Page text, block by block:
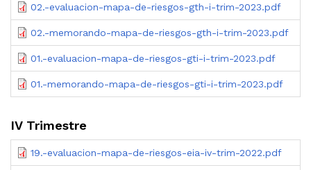
02.-evaluacion-mapa-de-riesgos-gth-i-trim-2023.pdf
02.-memorando-mapa-de-riesgos-gth-i-trim-2023.pdf
01.-evaluacion-mapa-de-riesgos-gti-i-trim-2023.pdf
01.-memorando-mapa-de-riesgos-gti-i-trim-2023.pdf
IV Trimestre
19.-evaluacion-mapa-de-riesgos-eia-iv-trim-2022.pdf